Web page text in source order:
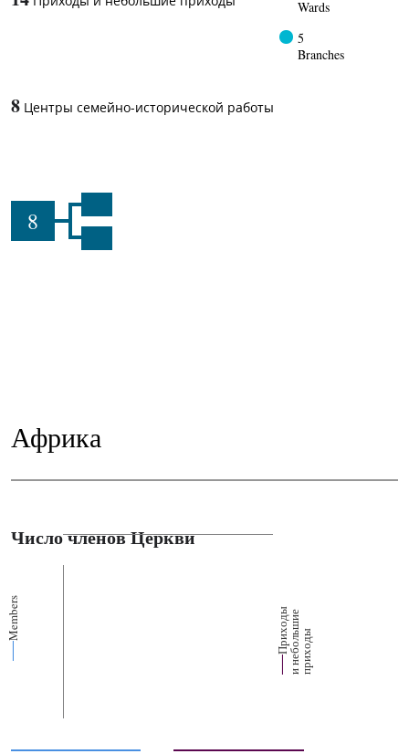
Wards
5
Branches
8 Центры семейно-исторической работы
8
Африка
Число членов Церкви
Members П
р
их
о
д
ы
и
н
е
б
о
ль
ш
ие
п
р
и
х
о
ды